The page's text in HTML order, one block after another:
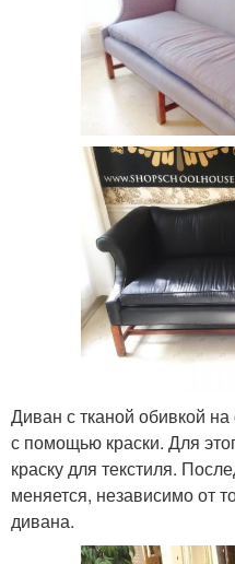
Диван с тканой обивкой
с помощью краски. Для
краску для текстиля.
меняется, независимо от
дивана.